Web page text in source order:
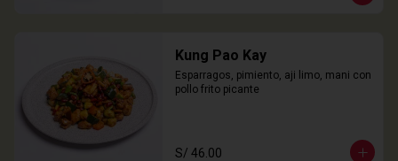
Kung Pao Kay
Esparragos, pimiento, aji limo, mani con
pollo frito picante
S/ 46.00